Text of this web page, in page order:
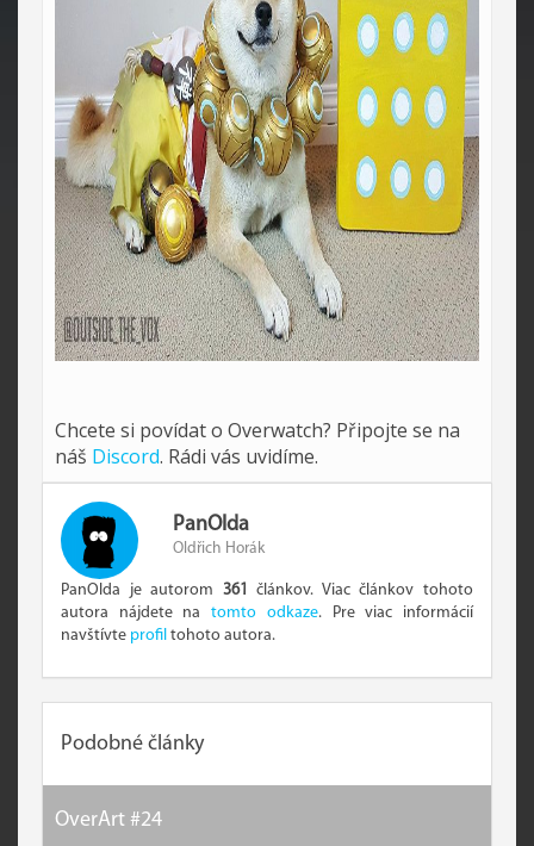
Chcete si povídat o Overwatch? Připojte se na
náš Discord. Rádi vás uvidíme.
PanOlda
Oldřich Horák
PanOlda je autorom 361 článkov. Viac článkov tohoto
autora nájdete natomto odkaze. Pre viac informácií
navštívte profil tohoto autora.
Podobné články
OverArt #24